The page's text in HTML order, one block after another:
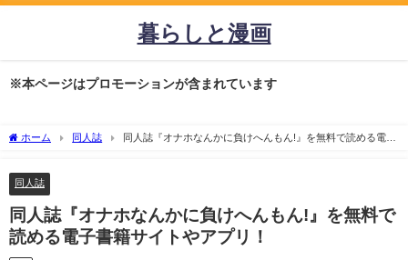
暮らしと漫画
※本ページはプロモーションが含まれています
ホーム 同人誌
同人誌『オナホなんかに負けへんもん!』を無料で読める電子
同人誌
同人誌『オナホなんかに負けへんもん!』を無料で
読める電子書籍サイトやアプリ！